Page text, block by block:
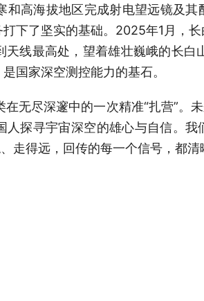
高海拔地区完成射电望远镜及其
下了坚实的基础。2025年1月，
线最高处，望着雄壮巍峨的长白
国家深空测控能力的基石。
尽深邃中的一次精准“扎营”。未
探寻宇宙深空的雄心与自信。
走得远，回传的每一个信号，都清